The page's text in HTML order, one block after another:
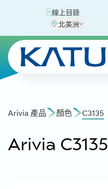
線上目錄
北美洲
Arivia 產品 顏色 C3135
Arivia C3135